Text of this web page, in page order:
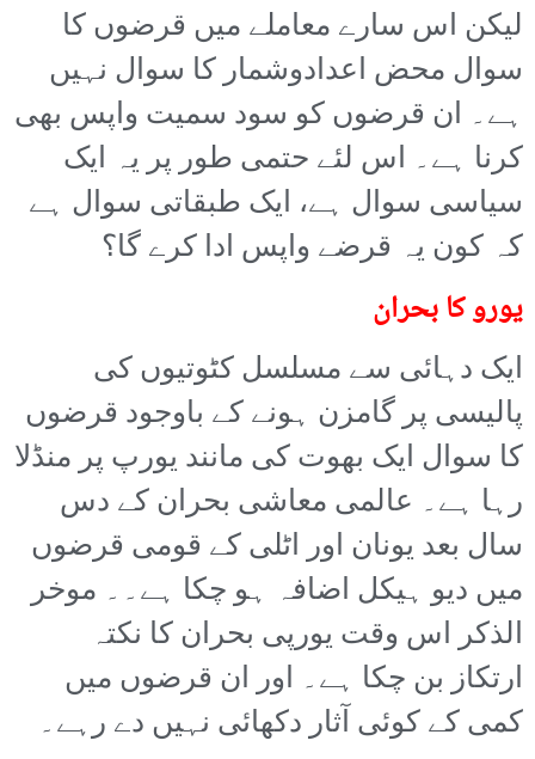
لیکن اس سارے معاملے میں قرضوں کا
سوال محض اعدادوشمار کا سوال نہیں
ہے۔ ان قرضوں کو سود سمیت واپس بھی
کرنا ہے۔ اس لئے حتمی طور پر یہ ایک
سیاسی سوال ہے، ایک طبقاتی سوال ہے
کہ کون یہ قرضے واپس ادا کرے گا؟
یورو کا بحران
ایک دہائی سے مسلسل کٹوتیوں کی
پالیسی پر گامزن ہونے کے باوجود قرضوں
کا سوال ایک بھوت کی مانند یورپ پر منڈلا
رہا ہے۔ عالمی معاشی بحران کے دس
سال بعد یونان اور اٹلی کے قومی قرضوں
میں دیو ہیکل اضافہ ہو چکا ہے۔۔ موخر
الذکر اس وقت یورپی بحران کا نکتہ
ارتکاز بن چکا ہے۔ اور ان قرضوں میں
کمی کے کوئی آثار دکھائی نہیں دے رہے۔